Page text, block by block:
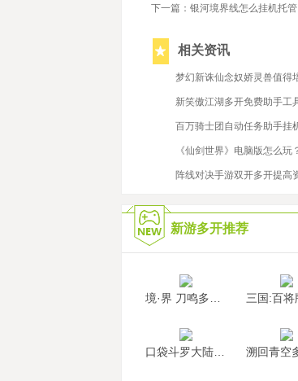
下一篇：银河境界线怎么挂机托
相关资讯
梦幻新诛仙念奴娇灵兽值得
新笑傲江湖多开免费助手工
百万骑士团自动任务助手挂
《仙剑世界》电脑版怎么
阵线对决手游双开多开提高
新游多开推荐